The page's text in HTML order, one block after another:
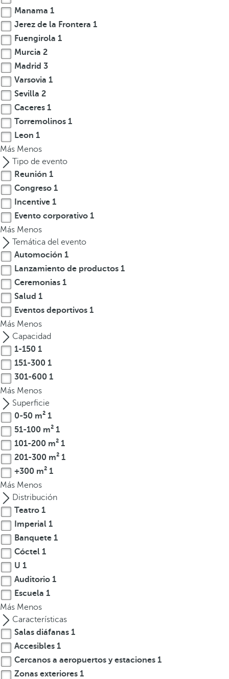
t
e
r
e
s
,
p
u
d
e
s
p
u
l
s
a
r
l
a
e
c
l
a
d
e
f
l
e
c
h
a
a
c
i
a
a
b
a
j
o
a
r
a
n
a
v
e
g
a
r
Manama 1
Jerez de la Frontera 1
Fuengirola 1
Murcia 2
Madrid 3
Varsovia 1
Sevilla 2
Caceres 1
Torremolinos 1
Leon 1
Más Menos
Tipo de evento
Reunión 1
Congreso 1
Incentive 1
Evento corporativo 1
Más Menos
Temática del evento
Automoción 1
Lanzamiento de productos 1
Ceremonias 1
Salud 1
Eventos deportivos 1
Más Menos
Capacidad
1-150 1
151-300 1
301-600 1
Más Menos
Superficie
0-50 m² 1
51-100 m² 1
101-200 m² 1
201-300 m² 1
+300 m² 1
Más Menos
Distribución
Teatro 1
Imperial 1
Banquete 1
Cóctel 1
U 1
Auditorio 1
Escuela 1
Más Menos
Características
Salas diáfanas 1
Accesibles 1
Cercanos a aeropuertos y estaciones 1
Zonas exteriores 1